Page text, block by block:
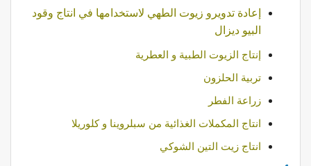
إعادة تدويرو زيوت الطهي لاستخدامها في انتاج وقود
البيو ديزال
إنتاج الزيوت الطبية و العطرية
تربية الحلزون
زراعة الفطر
انتاج المكملات الغذائية من سبلروينا و كلوريلا
انتاج زيت التين الشوكي